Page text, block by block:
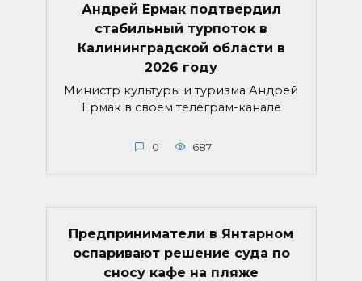
Андрей Ермак подтвердил
стабильный турпоток в
Калининградской области в
2026 году
Министр культуры и туризма Андрей
Ермак в своём телеграм-канале
0 687
Предприниматели в Янтарном
оспаривают решение суда по
сносу кафе на пляже